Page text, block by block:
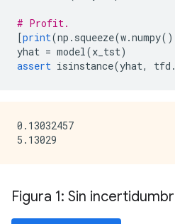
# Profit.
[print(np . squeeze(w.numpy
yhat = model(x_tst)
assert isinstance(yhat, tfd .
0.13032457
Figura 1: Sin